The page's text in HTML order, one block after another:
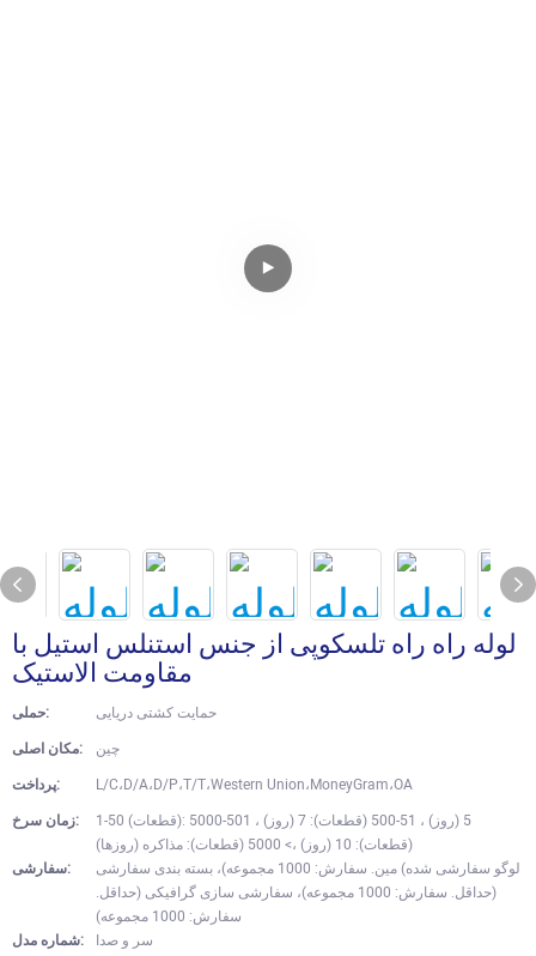
لوله راه راه تلسکوپی از جنس استنلس استیل با
مقاومت الاستیک
حملی:
حمایت کشتی دریایی
مکان اصلی:
چین
پرداخت:
L/C،D/A،D/P،T/T،Western Union،MoneyGram،OA
زمان سرخ:
1-50 (قطعات): 5 (روز) ، 51-500 (قطعات): 7 (روز) ، 501-5000
(قطعات): 10 (روز) ،> 5000 (قطعات): مذاکره (روزها)
سفارشی:
لوگو سفارشی شده) مین. سفارش: 1000 مجموعه)، بسته بندی سفارشی
(حداقل. سفارش: 1000 مجموعه)، سفارشی سازی گرافیکی (حداقل.
سفارش: 1000 مجموعه)
شماره مدل:
سر و صدا